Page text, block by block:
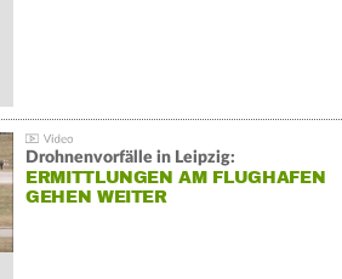
Drohnenvorfälle in Leipzig:
ERMITTLUNGEN AM FLUGHAFEN
GEHEN WEITER